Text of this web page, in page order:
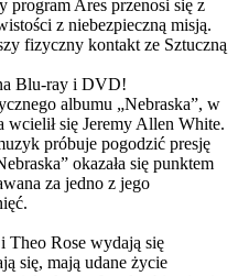
Ares przenosi się z
z niebezpieczną misją.
fizyczny kontakt ze Sztuczną
Blu-ray i DVD!
albumu „Nebraska”, w
wcielił się Jeremy Allen White.
próbuje pogodzić presję
okazała się punktem
za jedno z jego
Rose wydają się
się, mają udane życie